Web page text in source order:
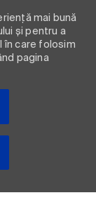
mai bună
și pentru a
în care folosim
pagina